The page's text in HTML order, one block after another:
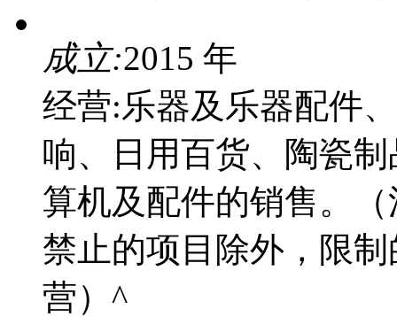
成立:2015 年
经营:乐器及乐器配件
响、日用百货、陶瓷
算机及配件的销售。
禁止的项目除外，限
营）^